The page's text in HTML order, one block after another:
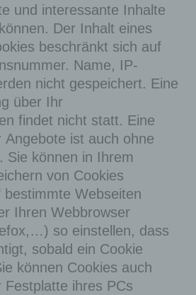
und interessante Inhalte
Der Inhalt eines
beschränkt sich auf
Name, IP-
nicht gespeichert. Eine
über Ihr
findet nicht statt. Eine
Angebote ist auch ohne
Sie können in Ihrem
von Cookies
Webseiten
Ihren Webbrowser
so einstellen, dass
sobald ein Cookie
können Cookies auch
Festplatte ihres PCs